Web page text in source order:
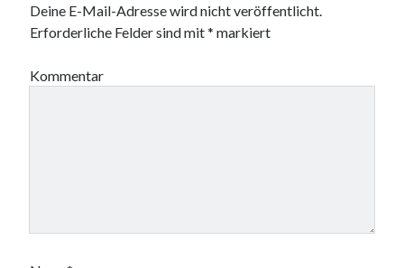
Deine E-Mail-Adresse wird nicht veröffentlicht.
Erforderliche Felder sind mit* markiert
Kommentar